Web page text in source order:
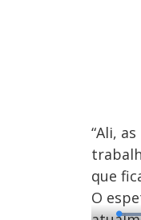
“Ali,
que
O
L